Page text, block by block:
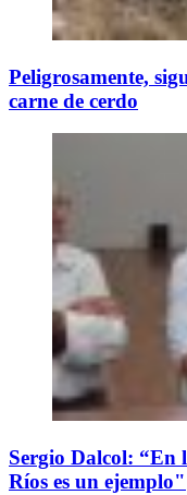
Peligrosamente,
carne de cerdo
Sergio Dalcol: “En
Ríos es un ejemplo"